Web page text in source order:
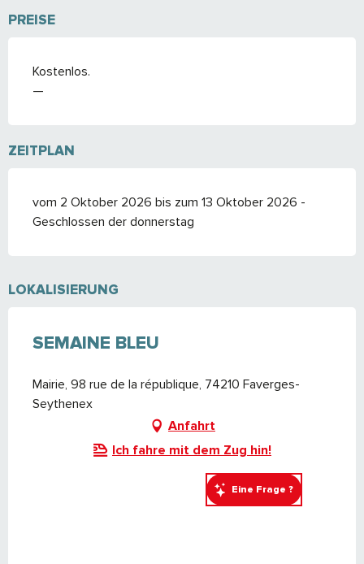
Eine Frage ?
PREISE
Kostenlos.
—
ZEITPLAN
vom 2 Oktober 2026 bis zum 13 Oktober 2026 -
Geschlossen der donnerstag
LOKALISIERUNG
SEMAINE BLEU
Mairie, 98 rue de la république, 74210 Faverges-
Seythenex
Anfahrt
Ich fahre mit dem Zug hin!